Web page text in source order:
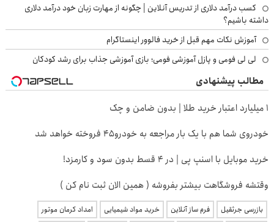
کسب درآمد دلاری از تدریس آنلاین | چگونه از مهارت زبان خود درآمد دلاری
داشته باشیم؟
آموزش نکات مهم قبل از خرید فالوور اینستاگرام
لی لی فومی و پازل آموزشی فومی؛ بازی آموزشی جذاب برای رشد کودکان
مطالب پیشنهادی
۱ میلیارد اعتبار خرید طلا | بدون ضامن و چک
خودروی شما هم با یک بار مراجعه به خودرو45 فروخته خواهد شد
خرید موبایل با اسنپ پی | در ۴ قسط بدون سود و کارمزد!
وقتشه فروشگاهت بیشتر بفروشه ( همین الان ثبت نام کن )
بازرسی جرثقیل فرم ساز آنلاین خرید مواد شیمیایی امداد کرمان موتور